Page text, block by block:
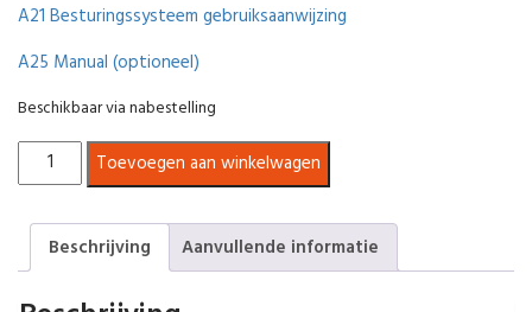
A21 Besturingssysteem gebruiksaanwijzing
A25 Manual (optioneel)
Beschikbaar via nabestelling
Centrale
WTW
Vents
Enave
Toevoegen aan winkelwagen
Beschrijving Aanvullende informatie